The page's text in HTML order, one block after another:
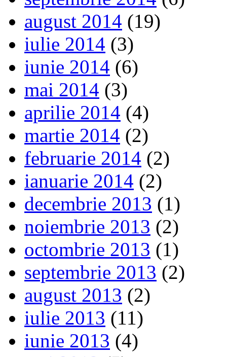
august 2014 (19)
iulie 2014 (3)
iunie 2014 (6)
mai 2014 (3)
aprilie 2014 (4)
martie 2014 (2)
februarie 2014 (2)
ianuarie 2014 (2)
decembrie 2013 (1)
noiembrie 2013 (2)
octombrie 2013 (1)
septembrie 2013 (2)
august 2013 (2)
iulie 2013 (11)
iunie 2013 (4)